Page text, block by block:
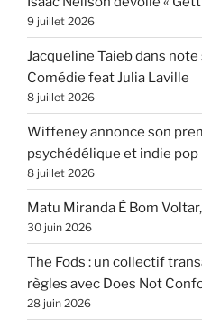
9 juillet 2026
Jacqueline Taieb dans
Comédie feat Julia Laville
8 juillet 2026
Wiffeney annonce son
psychédélique et indie pop
8 juillet 2026
Matu Miranda É Bom
30 juin 2026
The Fods : un collectif
règles avec Does Not
28 juin 2026